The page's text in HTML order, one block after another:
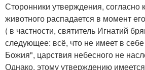
Сторонники утверждения, согласно
животного распадается в момент
( в частности, святитель Игнатий
следующее: всё, что не имеет в
Божия", царствия небесного не
Однако, этому утверждению имеется